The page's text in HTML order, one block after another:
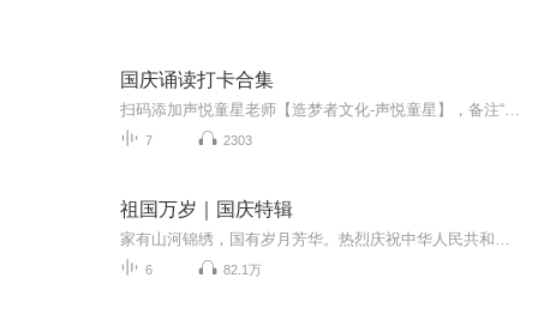
国庆诵读打卡合集
7 2303
祖国万岁｜国庆特辑
6 82.1万